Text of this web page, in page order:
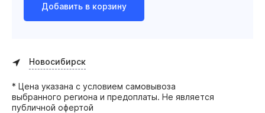
Добавить в корзину
Новосибирск
* Цена указана с условием самовывоза
выбранного региона и предоплаты. Не является
публичной офертой